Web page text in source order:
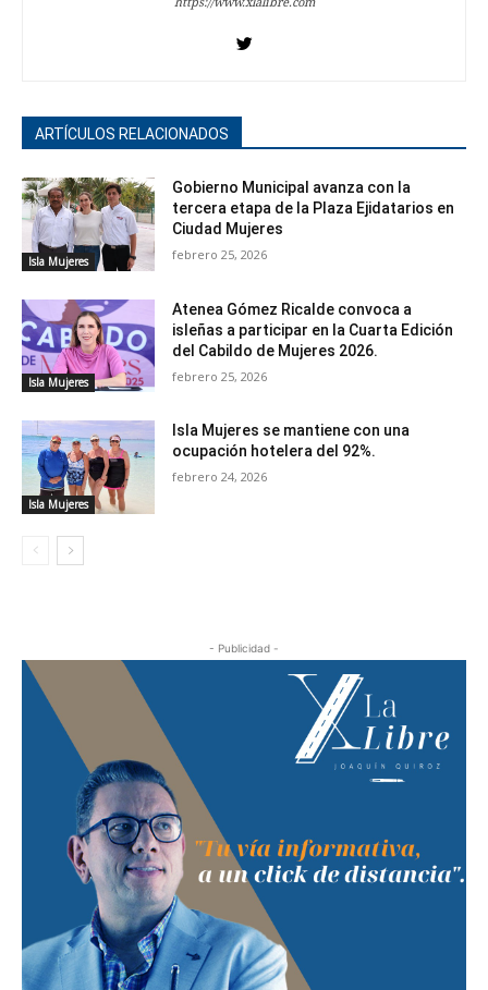
ARTÍCULOS RELACIONADOS
Isla Mujeres
Gobierno Municipal avanza con la
tercera etapa de la Plaza Ejidatarios en
Ciudad Mujeres
febrero 25, 2026
Isla Mujeres
Atenea Gómez Ricalde convoca a
isleñas a participar en la Cuarta Edición
del Cabildo de Mujeres 2026.
febrero 25, 2026
Isla Mujeres
Isla Mujeres se mantiene con una
ocupación hotelera del 92%.
febrero 24, 2026
- Publicidad -